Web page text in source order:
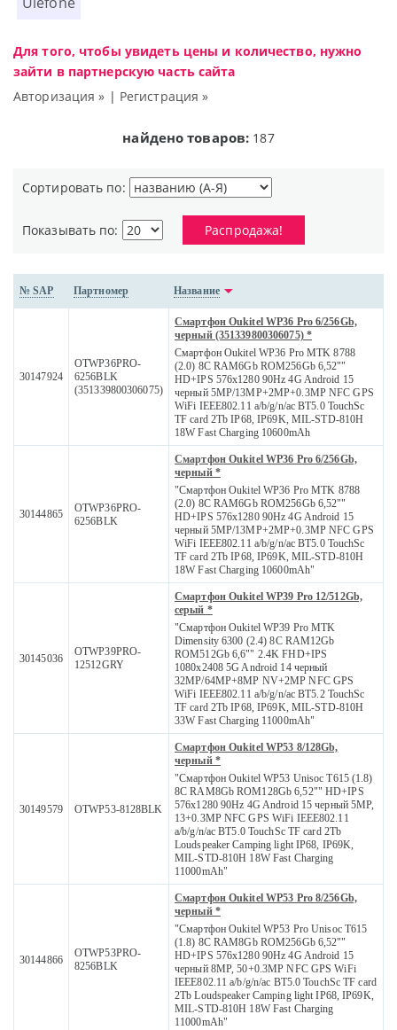
Для того, чтобы увидеть цены и количество, нужно
зайти в партнерскую часть сайта
Авторизация » | Регистрация »
найдено товаров: 187
Сортировать по:
Показывать по: Распродажа!
№ SAP Партномер Название
30147924
OTWP36PRO-
6256BLK
(351339800306075)
Смартфон Oukitel WP36 Pro 6/256Gb,
черный (351339800306075) *
Смартфон Oukitel WP36 Pro MTK 8788
(2.0) 8С RAM6Gb ROM256Gb 6,52""
HD+IPS 576x1280 90Hz 4G Android 15
черный 5MP/13MP+2MP+0.3MP NFC GPS
WiFi IEEE802.11 a/b/g/n/ac BT5.0 TouchSc
TF card 2Tb IP68, IP69K, MIL-STD-810H
18W Fast Charging 10600mAh
30144865
OTWP36PRO-
6256BLK
Смартфон Oukitel WP36 Pro 6/256Gb,
черный *
"Смартфон Oukitel WP36 Pro MTK 8788
(2.0) 8С RAM6Gb ROM256Gb 6,52""
HD+IPS 576x1280 90Hz 4G Android 15
черный 5MP/13MP+2MP+0.3MP NFC GPS
WiFi IEEE802.11 a/b/g/n/ac BT5.0 TouchSc
TF card 2Tb IP68, IP69K, MIL-STD-810H
18W Fast Charging 10600mAh"
30145036
OTWP39PRO-
12512GRY
Смартфон Oukitel WP39 Pro 12/512Gb,
серый *
"Смартфон Oukitel WP39 Pro MTK
Dimensity 6300 (2.4) 8С RAM12Gb
ROM512Gb 6,6"" 2.4K FHD+IPS
1080x2408 5G Android 14 черный
32MP/64MP+8MP NV+2MP NFC GPS
WiFi IEEE802.11 a/b/g/n/ac BT5.2 TouchSc
TF card 2Tb IP68, IP69K, MIL-STD-810H
33W Fast Charging 11000mAh"
30149579 OTWP53-8128BLK
Смартфон Oukitel WP53 8/128Gb,
черный *
"Смартфон Oukitel WP53 Unisoc T615 (1.8)
8С RAM8Gb ROM128Gb 6,52"" HD+IPS
576x1280 90Hz 4G Android 15 черный 5MP,
13+0.3MP NFC GPS WiFi IEEE802.11
a/b/g/n/ac BT5.0 TouchSc TF card 2Tb
Loudspeaker Camping light IP68, IP69K,
MIL-STD-810H 18W Fast Charging
11000mAh"
30144866
OTWP53PRO-
8256BLK
Смартфон Oukitel WP53 Pro 8/256Gb,
черный *
"Смартфон Oukitel WP53 Pro Unisoc T615
(1.8) 8С RAM8Gb ROM256Gb 6,52""
HD+IPS 576x1280 90Hz 4G Android 15
черный 8MP, 50+0.3MP NFC GPS WiFi
IEEE802.11 a/b/g/n/ac BT5.0 TouchSc TF card
2Tb Loudspeaker Camping light IP68, IP69K,
MIL-STD-810H 18W Fast Charging
11000mAh"